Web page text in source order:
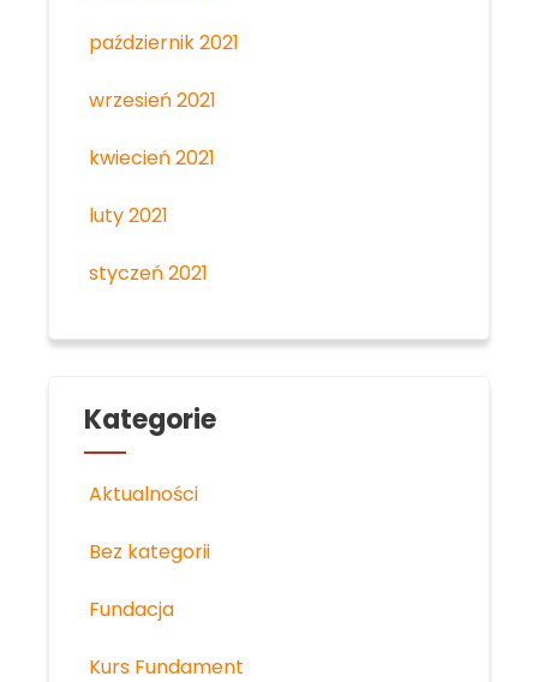
październik 2021
wrzesień 2021
kwiecień 2021
luty 2021
styczeń 2021
Kategorie
Aktualności
Bez kategorii
Fundacja
Kurs Fundament